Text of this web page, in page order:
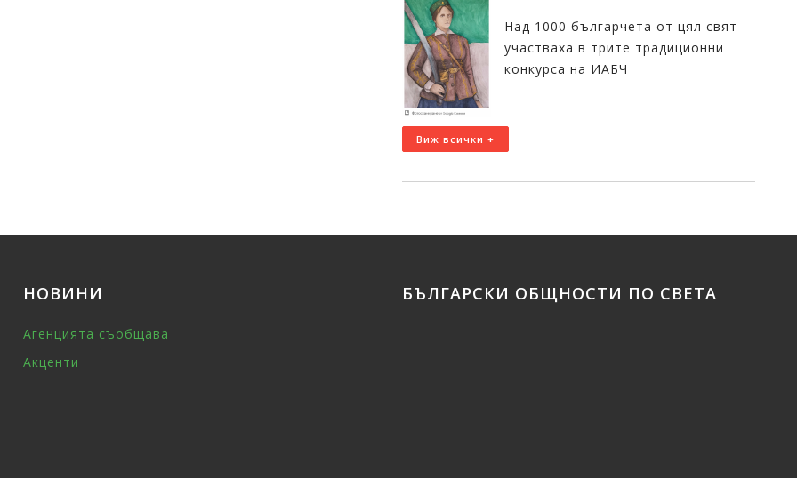
Над 1000 българчета от цял свят
участваха в трите традиционни
конкурса на ИАБЧ
Виж всички +
НОВИНИ
Агенцията съобщава
Акценти
БЪЛГАРСКИ ОБЩНОСТИ ПО СВЕТА